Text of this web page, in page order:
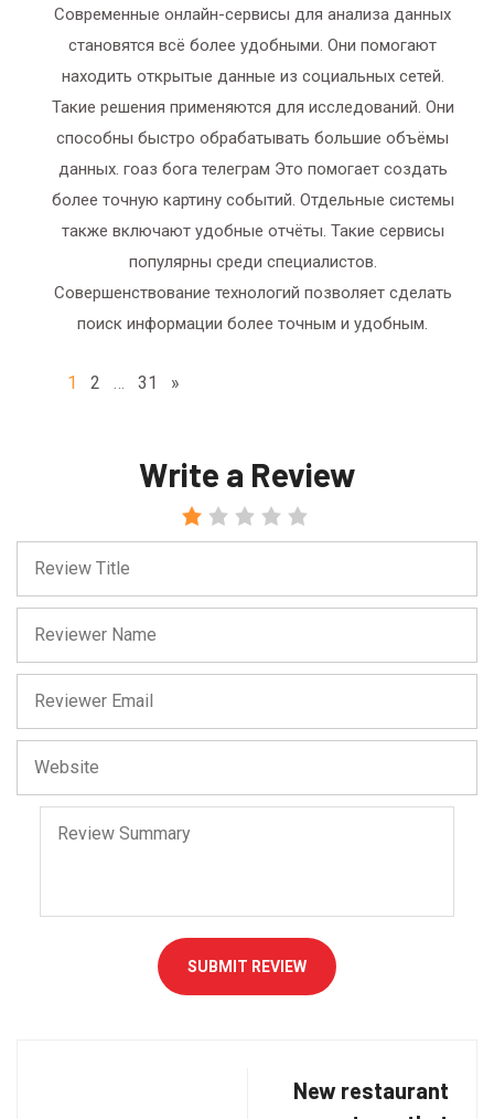
Современные онлайн-сервисы для анализа данных
становятся всё более удобными. Они помогают
находить открытые данные из социальных сетей.
Такие решения применяются для исследований. Они
способны быстро обрабатывать большие объёмы
данных. гоаз бога телеграм Это помогает создать
более точную картину событий. Отдельные системы
также включают удобные отчёты. Такие сервисы
популярны среди специалистов.
Совершенствование технологий позволяет сделать
поиск информации более точным и удобным.
1 2 31 »
Write a Review
SUBMIT REVIEW
New restaurant